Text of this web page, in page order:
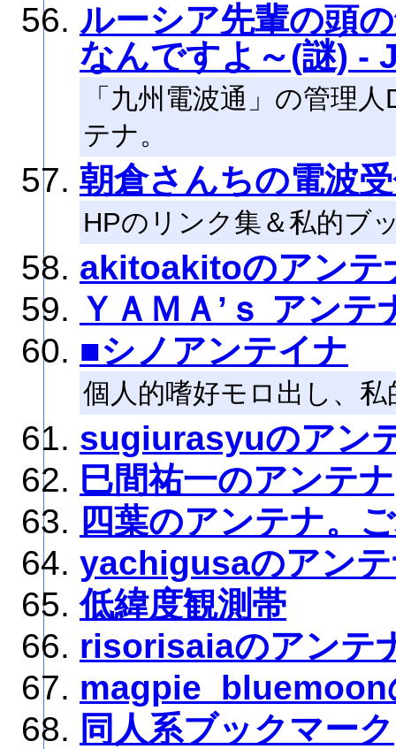
ルーシア先輩の頭
なんですよ～(謎) -
「九州電波通」の管理
テナ。
朝倉さんちの電波
HPのリンク集＆私的ブ
akitoakitoのアンテ
ＹＡＭＡ’ｓ アンテ
■シノアンテイナ
個人的嗜好モロ出し、
sugiurasyuのアン
巳間祐一のアンテナ
四葉のアンテナ。
yachigusaのアン
低緯度観測帯
risorisaiaのアンテ
magpie_bluemoon
同人系ブックマーク